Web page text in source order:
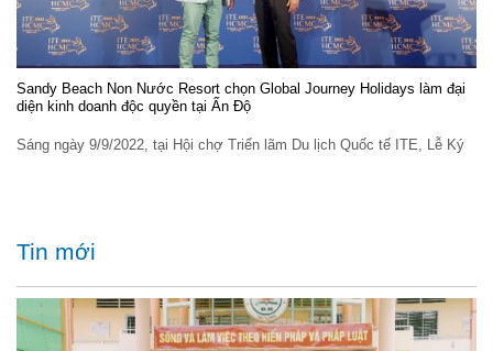
Sandy Beach Non Nước Resort chọn Global Journey Holidays làm đại
diện kinh doanh độc quyền tại Ấn Độ
Sáng ngày 9/9/2022, tại Hội chợ Triển lãm Du lịch Quốc tế ITE, Lễ Ký
Tin mới